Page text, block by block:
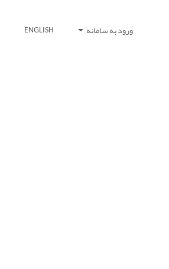
ورود به سامانه ENGLISH